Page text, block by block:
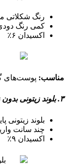
رنگ شکلاتی
کمی رنگ
اکسیدان ۶٪
مناسب: پوست‌های
۳. بلوند زیتونی بدون زردی
بلوند زیتونی
چند سانت
اکسیدان ۹٪